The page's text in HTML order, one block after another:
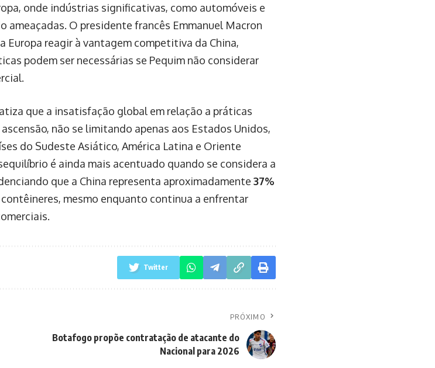
onde indústrias significativas, como automóveis e
ameaçadas. O presidente francês Emmanuel Macron
Europa reagir à vantagem competitiva da China,
podem ser necessárias se Pequim não considerar
que a insatisfação global em relação a práticas
não se limitando apenas aos Estados Unidos,
do Sudeste Asiático, América Latina e Oriente
é ainda mais acentuado quando se considera a
que a China representa aproximadamente 37%
mesmo enquanto continua a enfrentar
Twitter
PRÓXIMO
Botafogo propõe contratação de atacante do
Nacional para 2026